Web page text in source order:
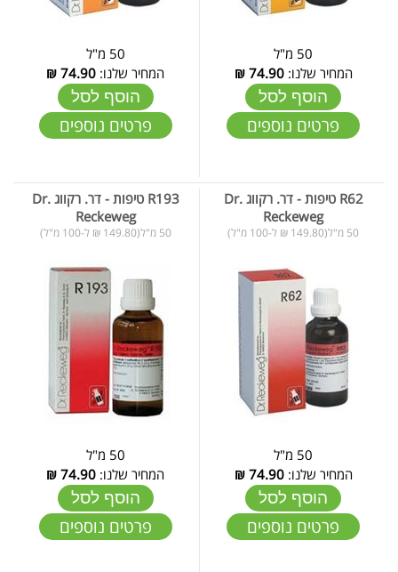
50 מ"ל
המחיר שלנו:74.90
₪
הוסף לסל
פרטים נוספים
50 מ"ל
המחיר שלנו: 74.90
₪
הוסף לסל
פרטים נוספים
R62 טיפות - דר. רקווג Dr.
Reckeweg
50 מ"ל(149.80 ₪ ל-100 מ"ל)
50 מ"ל
המחיר שלנו:74.90
₪
הוסף לסל
פרטים נוספים
R193 טיפות - דר. רקווג Dr.
Reckeweg
50 מ"ל(149.80 ₪ ל-100 מ"ל)
50 מ"ל
המחיר שלנו: 74.90
₪
הוסף לסל
פרטים נוספים